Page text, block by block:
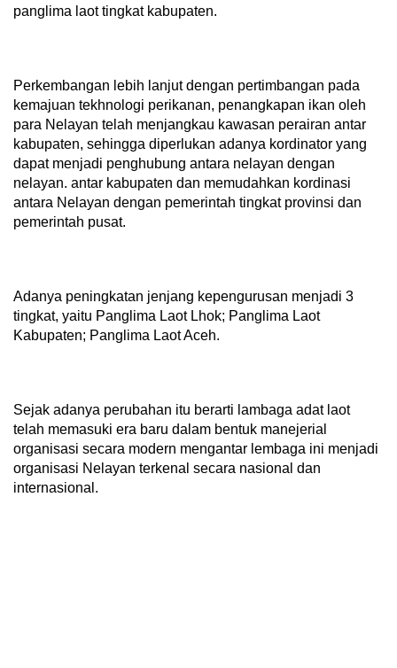
panglima laot tingkat kabupaten.
Perkembangan lebih lanjut dengan pertimbangan pada
kemajuan tekhnologi perikanan, penangkapan ikan oleh
para Nelayan telah menjangkau kawasan perairan antar
kabupaten, sehingga diperlukan adanya kordinator yang
dapat menjadi penghubung antara nelayan dengan
nelayan. antar kabupaten dan memudahkan kordinasi
antara Nelayan dengan pemerintah tingkat provinsi dan
pemerintah pusat.
Adanya peningkatan jenjang kepengurusan menjadi 3
tingkat, yaitu Panglima Laot Lhok; Panglima Laot
Kabupaten; Panglima Laot Aceh.
Sejak adanya perubahan itu berarti lambaga adat laot
telah memasuki era baru dalam bentuk manejerial
organisasi secara modern mengantar lembaga ini menjadi
organisasi Nelayan terkenal secara nasional dan
internasional.